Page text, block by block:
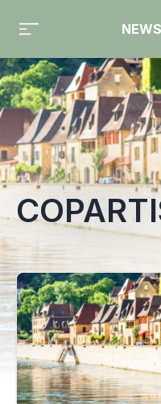
Toute l'actualité sur le